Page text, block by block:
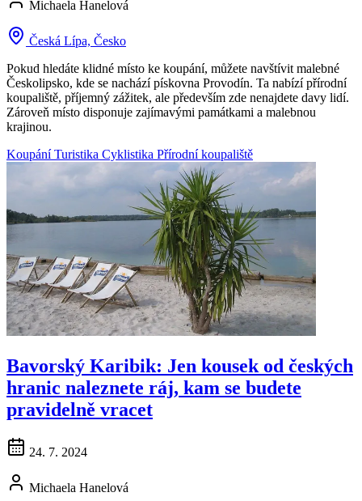
Michaela Hanelová
Česká Lípa, Česko
Pokud hledáte klidné místo ke koupání, můžete navštívit malebné
Českolipsko, kde se nachází pískovna Provodín. Ta nabízí přírodní
koupaliště, příjemný zážitek, ale především zde nenajdete davy lidí.
Zároveň místo disponuje zajímavými památkami a malebnou
krajinou.
Koupání Turistika Cyklistika Přírodní koupaliště
Bavorský Karibik: Jen kousek od českých
hranic naleznete ráj, kam se budete
pravidelně vracet
24. 7. 2024
Michaela Hanelová